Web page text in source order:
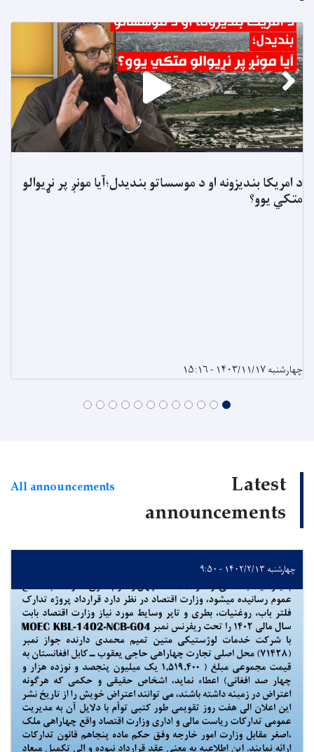
د امریکا بندیزونه او د موسساتو بندیدل؛آیا مونږ پر نړیوالو
متکي یوو؟
چهارشنبه ۱۴۰۳/۱۱/۱۷ - ۱۵:۱۶
Latest
announcements
All announcements
چهارشنبه ۱۴۰۲/۲/۱۳ - ۹:۵۰